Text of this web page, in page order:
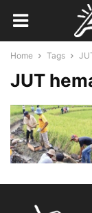
Home Tags
JUT